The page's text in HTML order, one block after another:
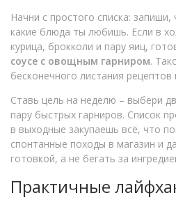
Начни с простого списка:
какие блюда ты любишь. Если в
курица, брокколи и пару яиц,
соусе с овощным гарниром.
бесконечного листания рецептов
Ставь цель на неделю – выбери
пару быстрых гарниров. Список
в выходные закупаешь всё, что
спонтанные походы в магазин и
готовкой, а не бегать за
Практичные